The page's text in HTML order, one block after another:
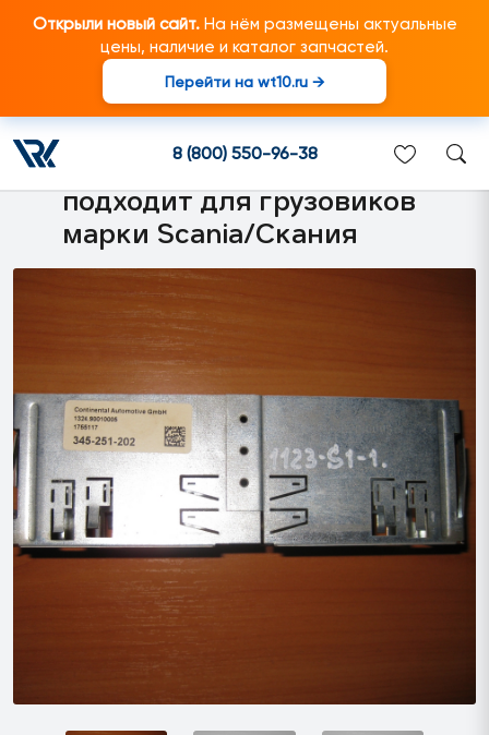
Открыли новый сайт.На нём размещены актуальные
цены, наличие и каталог запчастей.
Перейти на wt10.ru →
8 (800) 550-96-38
1815072 Рамка тахографа
(радиоприемника,
магнитолы) металлическая
подходит для грузовиков
марки Scania/Скания